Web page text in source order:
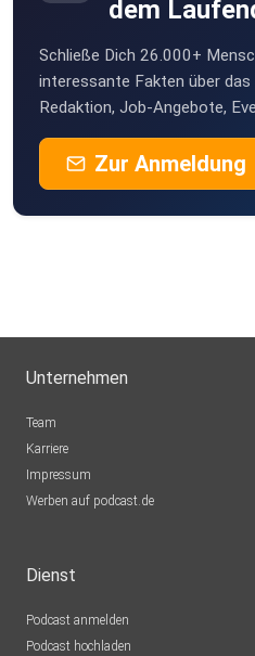
dem
Schließe Dich 26.000+
interessante Fakten über
Redaktion, Job-Angebote,
Zur Anmeldung
Unternehmen
Team
Karriere
Impressum
Werben auf podcast.de
Dienst
Podcast anmelden
Podcast hochladen